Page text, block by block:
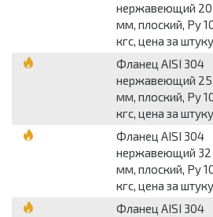
нержавеющий 20
мм, плоский, Py
кгс, цена за штуку
Фланец AISI 304
нержавеющий 25
мм, плоский, Py
кгс, цена за штуку
Фланец AISI 304
нержавеющий 32
мм, плоский, Py
кгс, цена за штуку
Фланец AISI 304